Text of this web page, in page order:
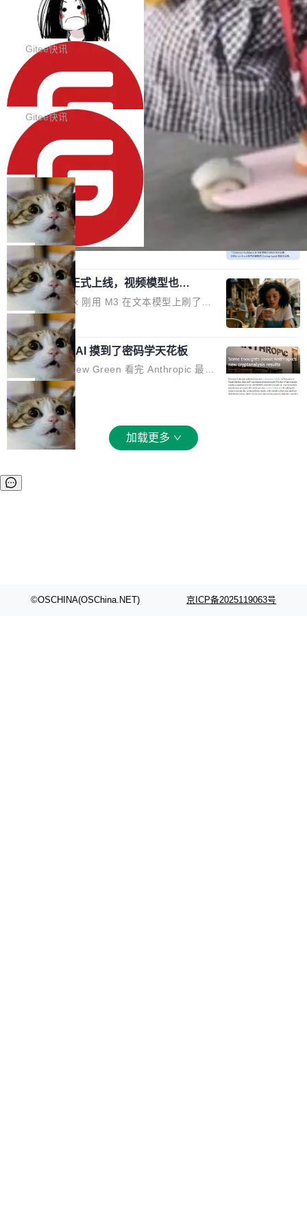
代码评审及自动化运维的全面落地夯实了“一体
化”的基座。 新版本将为用户带来更好的使用体
验和更高的工作效率，感谢大家一直以来的支持
和反馈，我们将继续努力提供更优秀的产品和服
务！ 新增功能点 DevOps： 采用自研代码托管
平台，支持一站式安装，提供从代码提交到交付
的...
器。HTTP 引擎是一个独立插件。你选一个，或
者选两个，不同环境之间切换，一行应用代码都
不用改。 下面快速过一下 10 种 HTTP 服务器
选项，各自适合什么场景，以及怎么切换。 一行
依赖替换 在 Solon 里换 HTTP 服务器就是改 po
m.xml 里一个依赖，别的什么都不用动。 <depe
factId>solon-web</artifac...
BootstrapBlazor v10.9.0 已经发布，B
ootstrap 样式的 Blazor UI 组件库
BootstrapBlazor v10.9.0 已经发布，Bootstrap
样式的 Blazor UI 组件库 此版本更新内容包括：
Release 2026-07-31 V10.9.0 Fixes fix(MultiFi
lter): 增加暗黑主题支持 by @ArgoZhang in htt
ps://github.com/dotnetcore/BootstrapBlazor/p
ull/8239 fix(Camera): 增加 exact 显式设置设备
id by @kkxkx in https://github.com/dotnetcor
e/BootstrapBlazor/pull/825...
Gitee快讯
SolonCode v2026.8.2 已经发布，终端
智能体
SolonCode v2026.8.2 已经发布，终端智能体
此版本更新内容包括： 优化 soloncode run 模
式（参考 run-headless-mode.md） 添加 solon
code web 国际化多语言支持 添加 soloncode w
eb 消息列表消息导航支持 修复 soloncode web
文件详情初次显示时语法高亮失效的问题 修复 s
oloncode web 审查详情文件名中文乱码的问题
细节优化 详情查看：https://gitee.com/opensol
on/soloncode/releases/v2026.8.2
Gitee快讯
OpenAI 宣布 GPT-5.6 Luna 价格下降
80%
OpenAI 宣布 GPT-5.6 Luna 价格下降 80%。输
入从每百万 token 1 美元砍到 0.2 美元，输出从
6 美元砍到 1.2 美元。GPT-5.6 Terra 降 20%。
旗舰 Sol 没降，但加了一个 Fast 模式——2.5
倍速度，2 倍价格，智商不变。 降价的理由不是
市场竞争，不是清库存，是 Sol 自己把自己优化
了。 这事分两步。第一步，OpenAI 把 GPT-5.6
Sol 部署上线。第二步，让 Sol 通过 Codex 自
己去优化自己的推理基础设施。Sol 学了 Triton
和 Gluon 两种 GPU 编程语言，重写了生产环境
的 GPU 内核，找出了哪...
局
DeepSeek-V4-Flash 官方 API 现已正
式上线公测
DeepSeek V4 Flash 正式版今天上线了。模型
结构和参数规模没变，还是 MoE 284B、激活 1
3B、100 万 token 上下文——只重新做了后训
练。但改完之后，Agent 能力直接把自家 4 月发
的 Pro Preview 给干了。 九项 Agent 基准测试
全部反超。Terminal Bench 2.1 从 61.8 涨到 8
2.7，DeepSWE 从 7.3 涨到 54.4，DSBench-F
ullStack 从 37.0 涨到 68.7。不说别的，一个 Fl
ash 型号干翻了三个月前代表最高水平的 Pro 预
览版，这件事本身就够说明后训练的威力了。 跟
它一起来的还有两...
局
MiniMax H3 正式上线，视频模型也开
始玩全模态了
上个月 MiniMax 刚用 M3 在文本模型上刷了一
波存在感，今天 H3 来了——一款全模态生成模
型，而且承诺几天内开源权重。 先看能力边界。
H3 接受文本、图像、视频、声音任意组合作为
输入（它叫多模态上下文），输出带原生双声道
音频的视频，最高 15 秒 2K 分辨率。举个例
子：扔进去一段参考视频（取它的希区柯克运
镜）、一张人物图片、一段歌声录音，用自然语
言告诉模型你要什么——H3 自己搞定剩下的。
这个"自己搞定"说起来轻巧，背后的训练范式变
uo 01 和 02），每一代都是按任务拆分的专家
局
Anthropic 的 AI 摸到了密码学天花板
密码学家 Matthew Green 看完 Anthropic 最新
的密码分析成果后，写了篇博客。标题很克制：
「一些想法」，但内容不克制。 先说 Anthropic
做了什么。他们让未发布的 Claude Mythos 模
型去跑密码分析，出了两个结果：一个攻击了后
量子签名方案 HAWK，另一个是对缩减轮次 AE
话说，「可能直接杀死了一个正在认真考虑标准
局
加载更多
©OSCHINA(OSChina.NET) 京ICP备2025119063号